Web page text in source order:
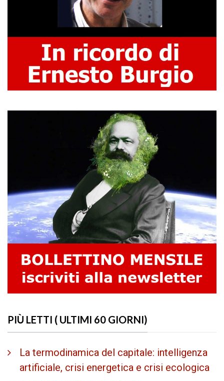
PIÙ LETTI ( ULTIMI 60 GIORNI)
La termodinamica del capitale: intelligenza
artificiale, crisi energetica e crisi ecologica